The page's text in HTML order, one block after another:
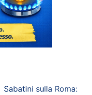
Sabatini sulla Roma: